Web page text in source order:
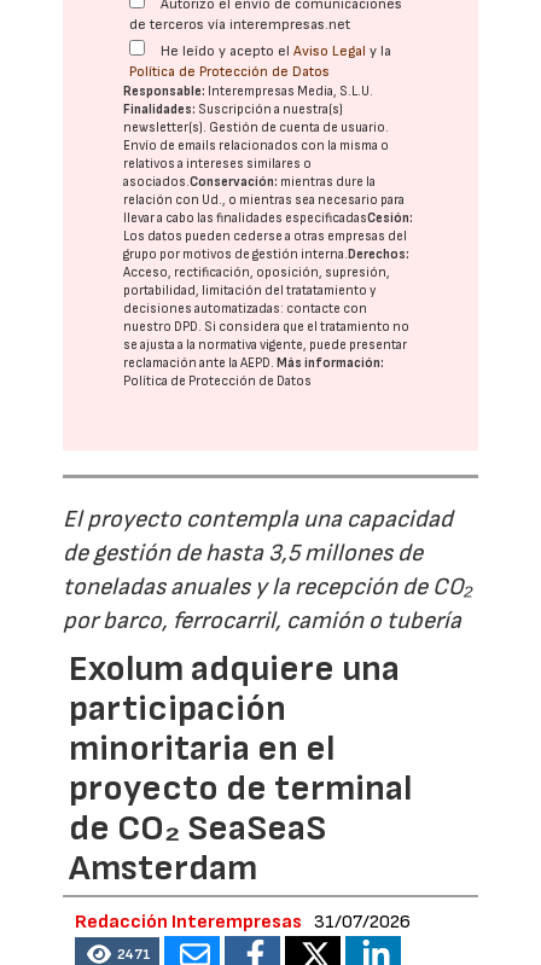
Autorizo el envío de comunicaciones
de terceros vía interempresas.net
He leído y acepto elAviso Legal y la
Política de Protección de Datos
Responsable: Interempresas Media, S.L.U.
Finalidades: Suscripción a nuestra(s)
newsletter(s). Gestión de cuenta de usuario.
Envío de emails relacionados con la misma o
relativos a intereses similares o
asociados.Conservación: mientras dure la
relación con Ud., o mientras sea necesario para
llevar a cabo las finalidades especificadasCesión:
Los datos pueden cederse a otras empresas del
grupo por motivos de gestión interna.Derechos:
Acceso, rectificación, oposición, supresión,
portabilidad, limitación del tratatamiento y
decisiones automatizadas: contacte con
nuestro DPD . Si considera que el tratamiento no
se ajusta a la normativa vigente, puede presentar
reclamación ante laAEPD .Más información:
Política de Protección de Datos
El proyecto contempla una capacidad
de gestión de hasta 3,5 millones de
toneladas anuales y la recepción de CO₂
por barco, ferrocarril, camión o tubería
Exolum adquiere una
participación
minoritaria en el
proyecto de terminal
de CO₂ SeaSeaS
Amsterdam
Redacción Interempresas 31/07/2026
2471